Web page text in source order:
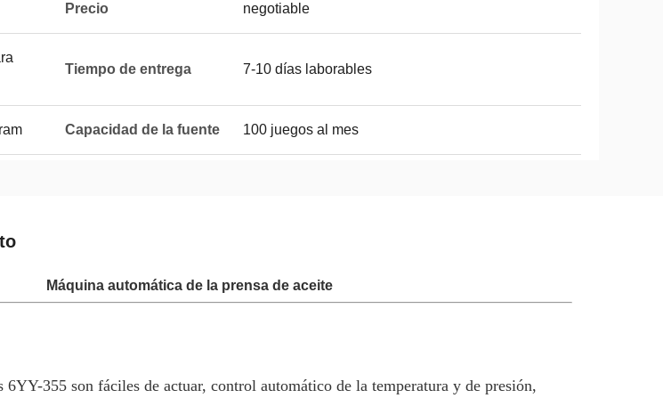
Precio negotiable
Tiempo de entrega 7-10 días laborables
Capacidad de la fuente 100 juegos al mes
Máquina automática de la prensa de aceite
6YY-355 son fáciles de actuar, control automático de la temperatura y de presión,